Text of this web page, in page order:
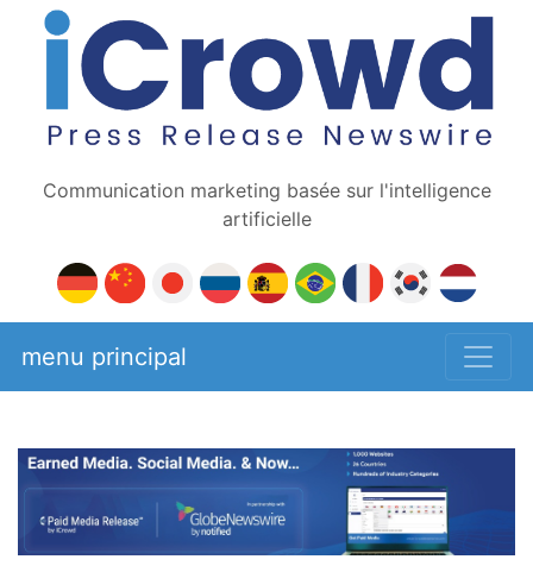
Communication marketing basée sur l'intelligence
artificielle
menu principal